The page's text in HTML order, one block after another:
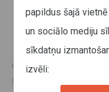
Latvijas
Ungārijas
līgums
04. novembris 2015
papildus šajā
un sociālo mediju
sīkdatņu
izvēli: